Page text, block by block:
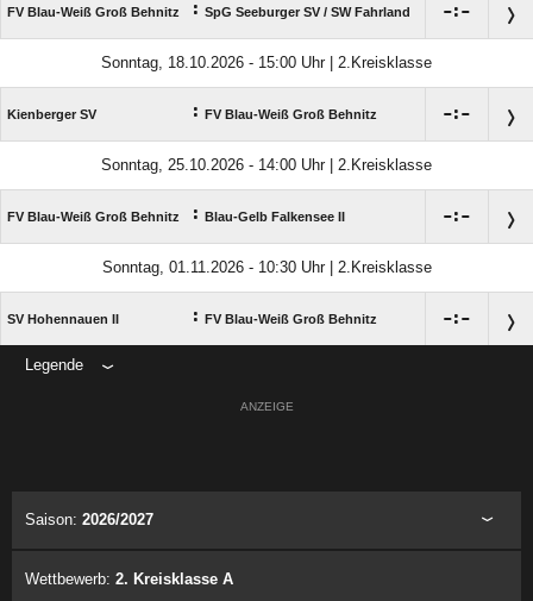
FV Blau-Weiß Groß Behnitz : SpG Seeburger SV /​ SW Fahrland :
Sonntag, 18.10.2026 - 15:00 Uhr | 2.Kreisklasse
Kienberger SV : FV Blau-Weiß Groß Behnitz :
Sonntag, 25.10.2026 - 14:00 Uhr | 2.Kreisklasse
FV Blau-Weiß Groß Behnitz : Blau-Gelb Falkensee II :
Sonntag, 01.11.2026 - 10:30 Uhr | 2.Kreisklasse
SV Hohennauen II : FV Blau-Weiß Groß Behnitz :
Legende
ANZEIGE
Saison: 2026/2027
Wettbewerb: 2. Kreisklasse A